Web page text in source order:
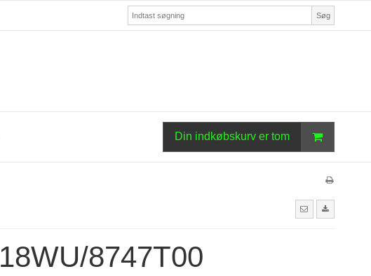
Søg
Din indkøbskurv er tom
18WU/8747T00